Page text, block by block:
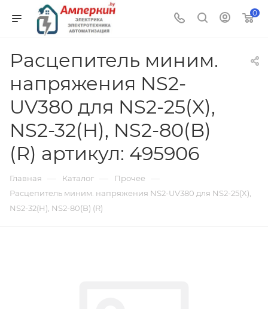
0
Расцепитель миним.
напряжения NS2-
UV380 для NS2-25(X),
NS2-32(H), NS2-80(B)
(R) артикул: 495906
Главная — Каталог — Прочее —
Расцепитель миним. напряжения NS2-UV380 для NS2-25(X),
NS2-32(H), NS2-80(B) (R)